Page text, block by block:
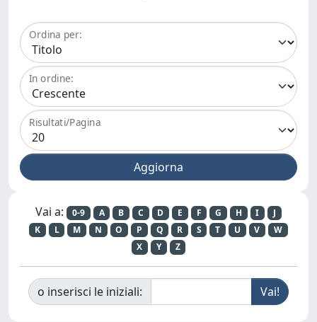
Ordina per:
In ordine:
Risultati/Pagina
Vai a: 0-9 A B C D E F G H I
J
K
L M N O P Q R S T U V
W
X
Y Z
o inserisci le iniziali: